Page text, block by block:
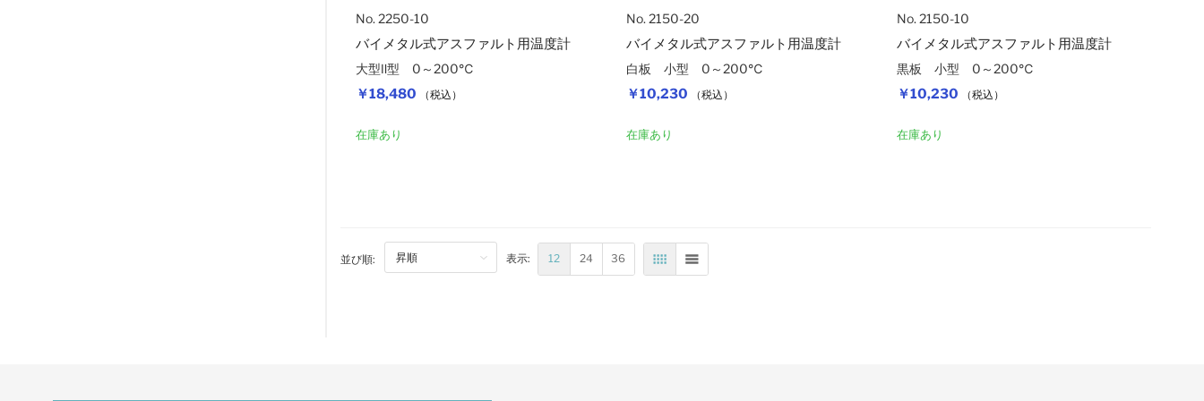
￥18,480 （税込）
No. 2250-10
バイメタル式アスファルト用温度計
大型Ⅱ型 0～200℃
在庫あり カートに入れる
￥10,230 （税込）
No. 2150-20
バイメタル式アスファルト用温度計
白板 小型 0～200℃
在庫あり カートに入れる
￥10,230 （税込）
No. 2150-10
バイメタル式アスファルト用温度計
黒板 小型 0～200℃
在庫あり
並び順: 表示: 12 24 36 表 リスト